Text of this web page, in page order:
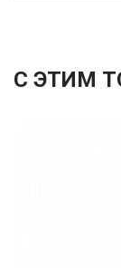
С ЭТИМ